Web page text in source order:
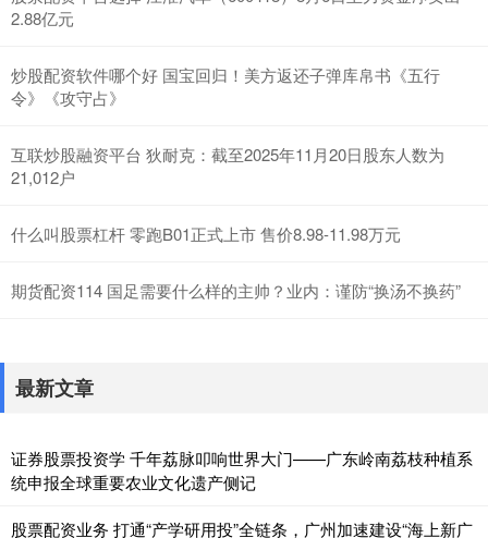
2.88亿元
炒股配资软件哪个好 国宝回归！美方返还子弹库帛书《五行
令》《攻守占》
互联炒股融资平台 狄耐克：截至2025年11月20日股东人数为
21,012户
什么叫股票杠杆 零跑B01正式上市 售价8.98-11.98万元
期货配资114 国足需要什么样的主帅？业内：谨防“换汤不换药”
最新文章
证券股票投资学 千年荔脉叩响世界大门——广东岭南荔枝种植系
统申报全球重要农业文化遗产侧记
股票配资业务 打通“产学研用投”全链条，广州加速建设“海上新广